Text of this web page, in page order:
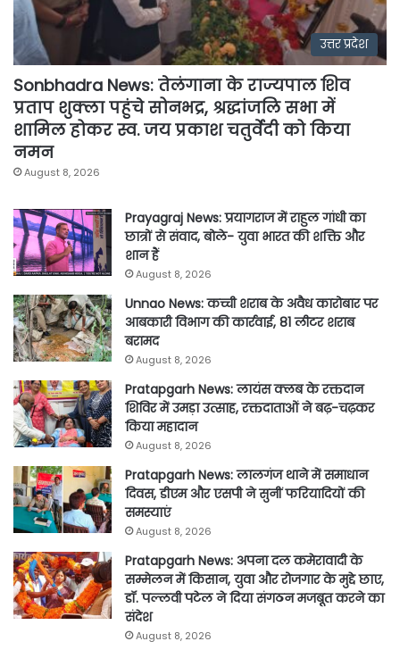
उत्तर प्रदेश
Sonbhadra News: तेलंगाना के राज्यपाल शिव
प्रताप शुक्ला पहुंचे सोनभद्र, श्रद्धांजलि सभा में
शामिल होकर स्व. जय प्रकाश चतुर्वेदी को किया
नमन
August 8, 2026
Prayagraj News: प्रयागराज में राहुल गांधी का
छात्रों से संवाद, बोले- युवा भारत की शक्ति और
शान हैं
August 8, 2026
Unnao News: कच्ची शराब के अवैध कारोबार पर
आबकारी विभाग की कार्रवाई, 81 लीटर शराब
बरामद
August 8, 2026
Pratapgarh News: लायंस क्लब के रक्तदान
शिविर में उमड़ा उत्साह, रक्तदाताओं ने बढ़-चढ़कर
किया महादान
August 8, 2026
Pratapgarh News: लालगंज थाने में समाधान
दिवस, डीएम और एसपी ने सुनीं फरियादियों की
समस्याएं
August 8, 2026
Pratapgarh News: अपना दल कमेरावादी के
सम्मेलन में किसान, युवा और रोजगार के मुद्दे छाए,
डॉ. पल्लवी पटेल ने दिया संगठन मजबूत करने का
संदेश
August 8, 2026